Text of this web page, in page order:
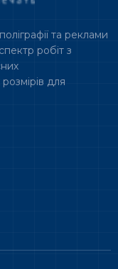
та реклами
робіт з
для